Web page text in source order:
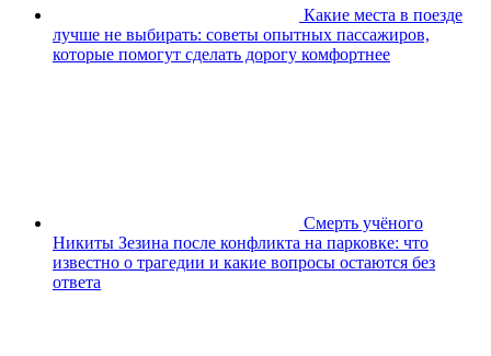
Какие места в поезде
лучше не выбирать: советы опытных пассажиров,
которые помогут сделать дорогу комфортнее
Смерть учёного
Никиты Зезина после конфликта на парковке: что
известно о трагедии и какие вопросы остаются без
ответа